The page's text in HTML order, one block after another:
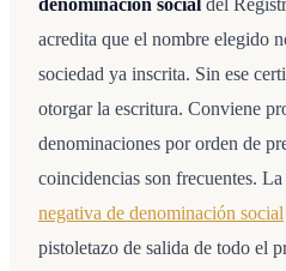
denominación social del
acredita que el nombre elegido
sociedad ya inscrita. Sin ese
otorgar la escritura. Conviene
denominaciones por orden de
coincidencias son frecuentes. La
negativa de denominación social
pistoletazo de salida de todo el